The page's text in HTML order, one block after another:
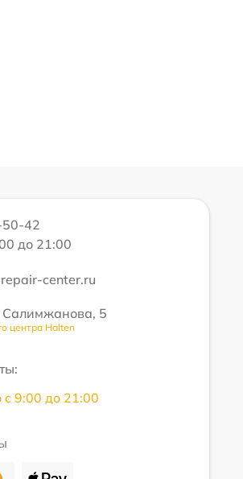
50-42
до 21:00
center.ru
Салимжанова, 5
центра Halten
9:00 до 21:00